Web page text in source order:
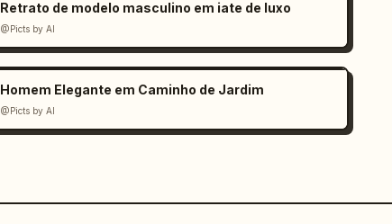
Retrato de modelo masculino em iate de luxo
@Picts by AI
Homem Elegante em Caminho de Jardim
@Picts by AI